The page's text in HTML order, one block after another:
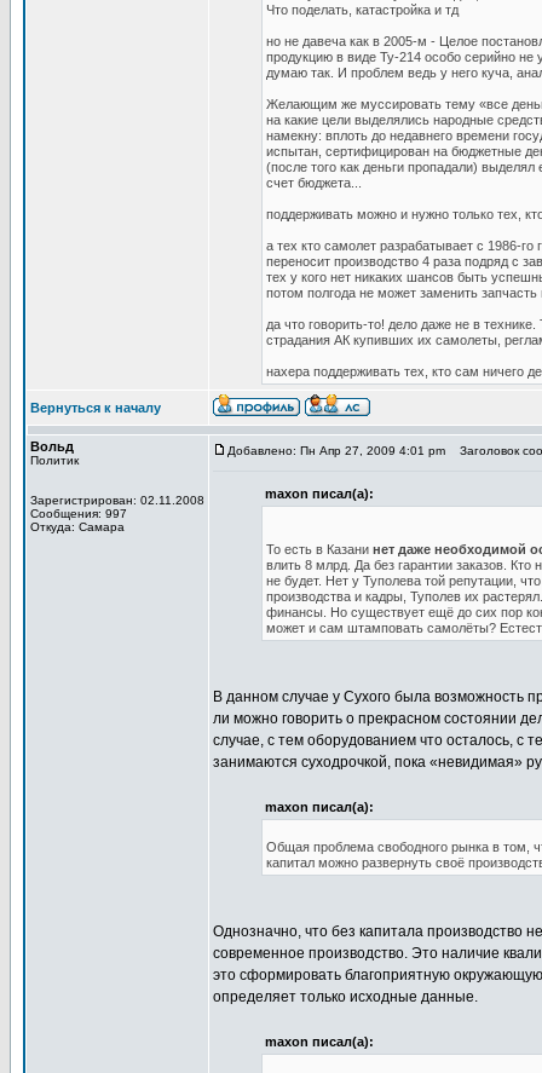
Что поделать, катастройка и тд
но не давеча как в 2005-м - Целое
продукцию в виде Ту-214 особо серийно
думаю так. И проблем ведь у него куча,
Желающим же муссировать тему «все
на какие цели выделялись народные
намекну: вплоть до недавнего времени
испытан, сертифицирован на бюджетные
(после того как деньги пропадали)
счет бюджета...
поддерживать можно и нужно только тех,
а тех кто самолет разрабатывает с 1986-
переносит производство 4 раза подряд с
тех у кого нет никаких шансов быть
потом полгода не может заменить
да что говорить-то! дело даже не в
страдания АК купивших их самолеты,
нахера поддерживать тех, кто сам ничего
Вернуться к началу
Вольд
Политик
Зарегистрирован: 02.11.2008
Сообщения: 997
Откуда: Самара
Добавлено: Пн Апр 27, 2009 4:01 pm Заголовок
maxon писал(а):
То есть в Казани нет даже необходимой
влить 8 млрд. Да без гарантии заказов.
не будет. Нет у Туполева той репутации,
производства и кадры, Туполев их
финансы. Но существует ещё до сих пор
может и сам штамповать самолёты?
В данном случае у Сухого была возможность
ли можно говорить о прекрасном состоянии
случае, с тем оборудованием что осталось, с
занимаются суходрочкой, пока «невидимая»
maxon писал(а):
Общая проблема свободного рынка в том,
капитал можно развернуть своё
Однозначно, что без капитала производство
современное производство. Это наличие
это сформировать благоприятную
определяет только исходные данные.
maxon писал(а):